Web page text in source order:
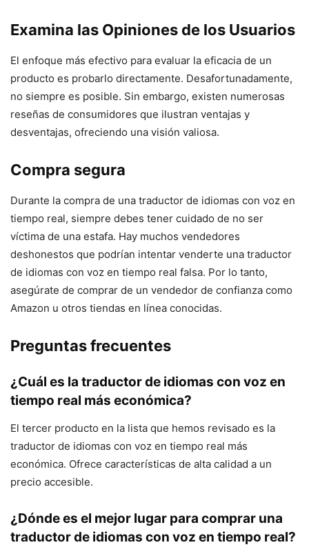
Examina las Opiniones de los Usuarios
El enfoque más efectivo para evaluar la eficacia de un
producto es probarlo directamente. Desafortunadamente,
no siempre es posible. Sin embargo, existen numerosas
reseñas de consumidores que ilustran ventajas y
desventajas, ofreciendo una visión valiosa.
Compra segura
Durante la compra de una traductor de idiomas con voz en
tiempo real, siempre debes tener cuidado de no ser
víctima de una estafa. Hay muchos vendedores
deshonestos que podrían intentar venderte una traductor
de idiomas con voz en tiempo real falsa. Por lo tanto,
asegúrate de comprar de un vendedor de confianza como
Amazon u otros tiendas en línea conocidas.
Preguntas frecuentes
¿Cuál es la traductor de idiomas con voz en
tiempo real más económica?
El tercer producto en la lista que hemos revisado es la
traductor de idiomas con voz en tiempo real más
económica. Ofrece características de alta calidad a un
precio accesible.
¿Dónde es el mejor lugar para comprar una
traductor de idiomas con voz en tiempo real?